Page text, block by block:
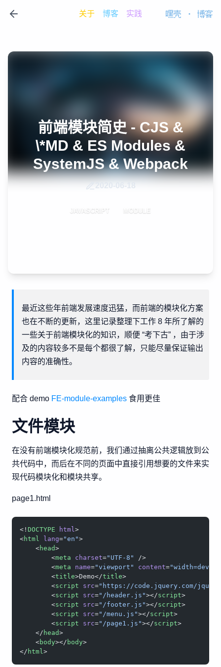
关于 博客 实践 嘿壳 · 博客
前端模块简史 - CJS &
\*MD & ES Modules &
SystemJS & Webpack
2020-06-18
JAVASCRIPT MODULE
最近这些年前端发展速度迅猛，而前端的模块化方案
也在不断的更新，这里记录整理下工作 8 年所了解的
一些关于前端模块化的知识，顺便 “考下古” ，由于涉
及的内容较多不是每个都很了解，只能尽量保证输出
内容的准确性。
配合 demo FE-module-examples 食用更佳
文件模块
在没有前端模块化规范前，我们通过抽离公共逻辑放到公
共代码中，而后在不同的页面中直接引用想要的文件来实
现代码模块化和模块共享。
page1.html
<! DOCTYPE html>
<html lang="en">
    <
head>
        <
meta charset="UTF-8"
/>
        <
meta name="viewport" content=
        <
title>Demo</title>
        <
script src="https://code.jquery.com/
        <
script src="/header.js"></script>
        <
script src="/footer.js"></script>
        <
script src="/menu.js"></script>
        <
script src="/page1.js"></script>
    </
head>
    <
body></ body>
</ html>